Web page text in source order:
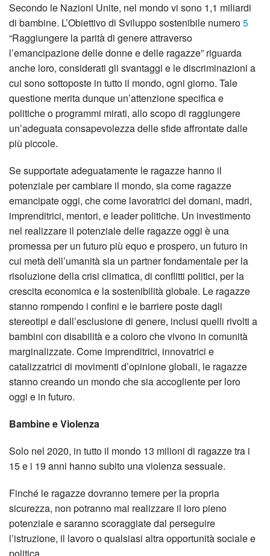
Secondo le Nazioni Unite, nel mondo vi sono 1,1 miliardi
di bambine. L’Obiettivo di Sviluppo sostenibile numero5
“Raggiungere la parità di genere attraverso
l’emancipazione delle donne e delle ragazze” riguarda
anche loro, considerati gli svantaggi e le discriminazioni a
cui sono sottoposte in tutto il mondo, ogni giorno. Tale
questione merita dunque un’attenzione specifica e
politiche o programmi mirati, allo scopo di raggiungere
un’adeguata consapevolezza delle sfide affrontate dalle
più piccole.
Se supportate adeguatamente le ragazze hanno il
potenziale per cambiare il mondo, sia come ragazze
emancipate oggi, che come lavoratrici del domani, madri,
imprenditrici, mentori, e leader politiche. Un investimento
nel realizzare il potenziale delle ragazze oggi è una
promessa per un futuro più equo e prospero, un futuro in
cui metà dell’umanità sia un partner fondamentale per la
risoluzione della crisi climatica, di conflitti politici, per la
crescita economica e la sostenibilità globale. Le ragazze
stanno rompendo i confini e le barriere poste dagli
stereotipi e dall’esclusione di genere, inclusi quelli rivolti a
bambini con disabilità e a coloro che vivono in comunità
marginalizzate. Come imprenditrici, innovatrici e
catalizzatrici di movimenti d’opinione globali, le ragazze
stanno creando un mondo che sia accogliente per loro
oggi e in futuro.
Bambine e Violenza
Solo nel 2020, in tutto il mondo 13 milioni di ragazze tra i
15 e i 19 anni hanno subito una violenza sessuale.
Finché le ragazze dovranno temere per la propria
sicurezza, non potranno mai realizzare il loro pieno
potenziale e saranno scoraggiate dal perseguire
l’istruzione, il lavoro o qualsiasi altra opportunità sociale e